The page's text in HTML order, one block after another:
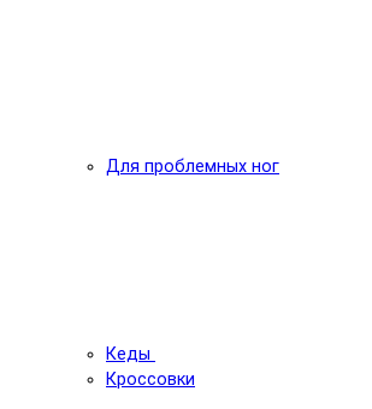
Для проблемных ног
Кеды
Кроссовки